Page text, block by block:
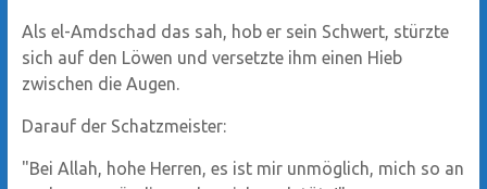
Als el-Amdschad das sah, hob er sein Schwert, stürzte
sich auf den Löwen und versetzte ihm einen Hieb
zwischen die Augen.
Darauf der Schatzmeister:
"Bei Allah, hohe Herren, es ist mir unmöglich, mich so an